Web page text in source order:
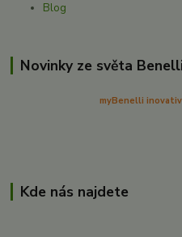
Blog
Novinky ze světa Benelli
myBenelli
Kde nás najdete